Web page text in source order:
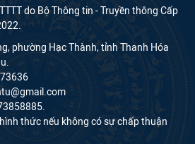
do Bộ Thông tin - Truyền thông Cấp
phường Hạc Thành, tỉnh Thanh Hóa
thức nếu không có sự chấp thuận